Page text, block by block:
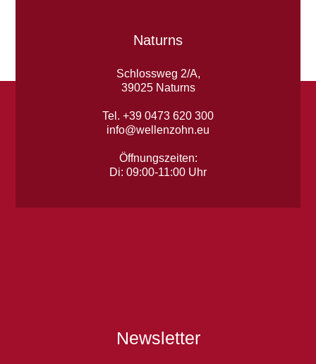
Naturns
Schlossweg 2/A,
39025 Naturns
Tel. +39 0473 620 300
info@wellenzohn.eu
Öffnungszeiten:
Di: 09:00-11:00 Uhr
Newsletter